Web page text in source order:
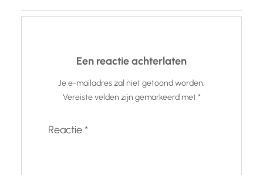
Een reactie achterlaten
Je e-mailadres zal niet getoond worden.
Vereiste velden zijn gemarkeerd met*
Reactie*